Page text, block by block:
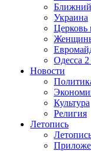
Украина
Церковь
Одесса
Новости
Культура
Религия
Летопись